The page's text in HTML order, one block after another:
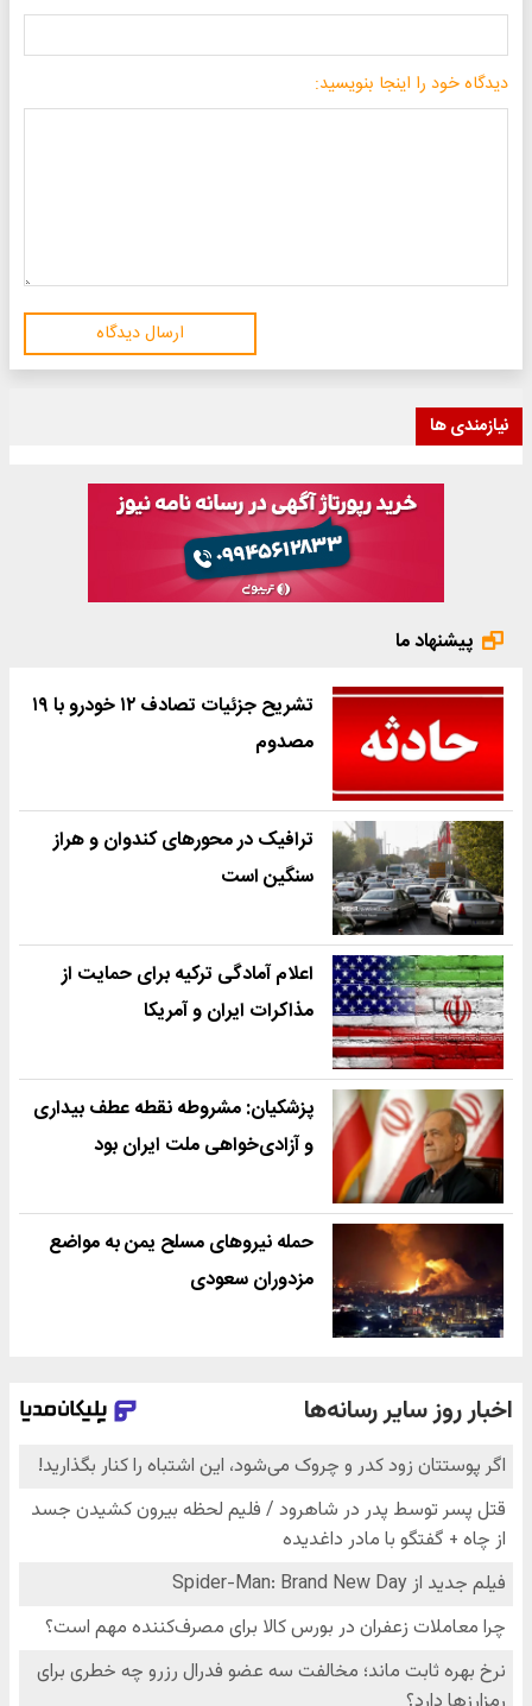
دیدگاه خود را اینجا بنویسید:
ارسال دیدگاه
نیازمندی ها
پیشنهاد ما
تشریح جزئیات تصادف ۱۲ خودرو با ۱۹
مصدوم
ترافیک در محورهای کندوان و هراز
سنگین است
اعلام آمادگی ترکیه برای حمایت از
مذاکرات ایران و آمریکا
پزشکیان: مشروطه نقطه عطف بیداری
و آزادی‌خواهی ملت ایران بود
حمله نیروهای مسلح یمن به مواضع
مزدوران سعودی